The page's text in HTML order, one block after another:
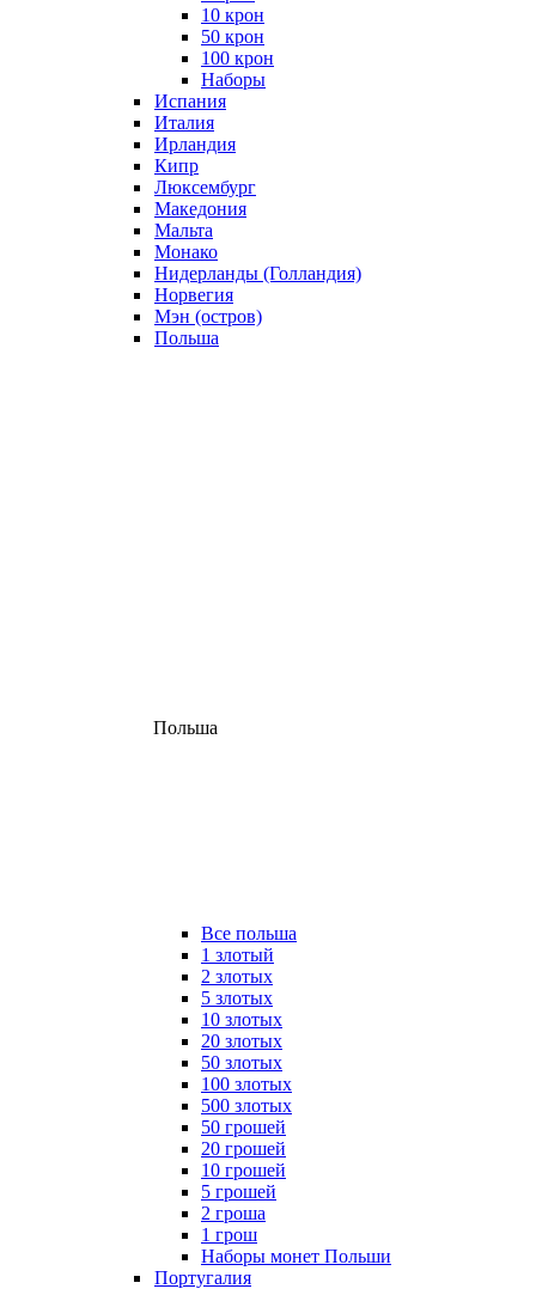
10 крон
50 крон
100 крон
Наборы
Испания
Италия
Ирландия
Кипр
Люксембург
Македония
Мальта
Монако
Нидерланды (Голландия)
Норвегия
Мэн (остров)
Польша
Польша
Все польша
1 злотый
2 злотых
5 злотых
10 злотых
20 злотых
50 злотых
100 злотых
500 злотых
50 грошей
20 грошей
10 грошей
5 грошей
2 гроша
1 грош
Наборы монет Польши
Португалия